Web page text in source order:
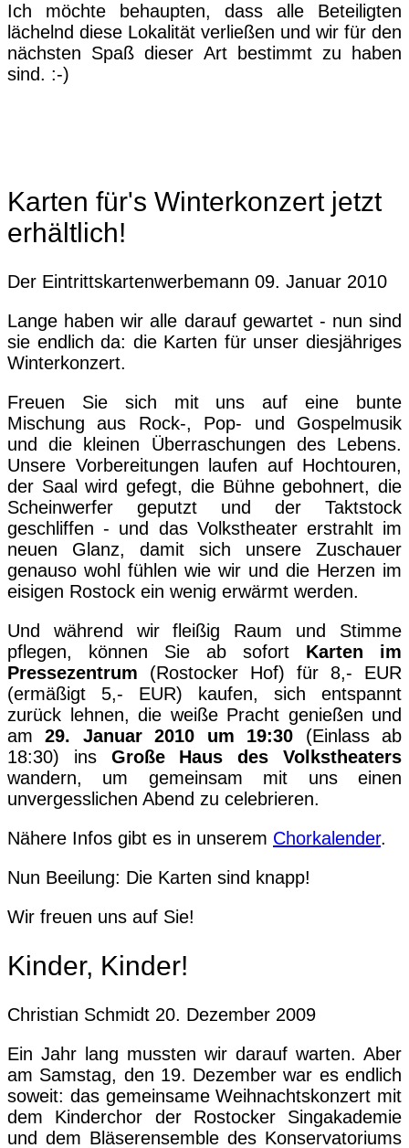
Ich möchte behaupten, dass alle Beteiligten
lächelnd diese Lokalität verließen und wir für den
nächsten Spaß dieser Art bestimmt zu haben
sind. :-)
Karten für's Winterkonzert jetzt
erhältlich!
Der Eintrittskartenwerbemann 09. Januar 2010
Lange haben wir alle darauf gewartet - nun sind
sie endlich da: die Karten für unser diesjähriges
Winterkonzert.
Freuen Sie sich mit uns auf eine bunte
Mischung aus Rock-, Pop- und Gospelmusik
und die kleinen Überraschungen des Lebens.
Unsere Vorbereitungen laufen auf Hochtouren,
der Saal wird gefegt, die Bühne gebohnert, die
Scheinwerfer geputzt und der Taktstock
geschliffen - und das Volkstheater erstrahlt im
neuen Glanz, damit sich unsere Zuschauer
genauso wohl fühlen wie wir und die Herzen im
eisigen Rostock ein wenig erwärmt werden.
Und während wir fleißig Raum und Stimme
pflegen, können Sie ab sofort Karten im
Pressezentrum (Rostocker Hof) für 8,- EUR
(ermäßigt 5,- EUR) kaufen, sich entspannt
zurück lehnen, die weiße Pracht genießen und
am29. Januar 2010 um 19:30 (Einlass ab
18:30) ins Große Haus des Volkstheaters
wandern, um gemeinsam mit uns einen
unvergesslichen Abend zu celebrieren.
Nähere Infos gibt es in unserem Chorkalender.
Nun Beeilung: Die Karten sind knapp!
Wir freuen uns auf Sie!
Kinder, Kinder!
Christian Schmidt 20. Dezember 2009
Ein Jahr lang mussten wir darauf warten. Aber
am Samstag, den 19. Dezember war es endlich
soweit: das gemeinsame Weihnachtskonzert mit
dem Kinderchor der Rostocker Singakademie
und dem Bläserensemble des Konservatoriums